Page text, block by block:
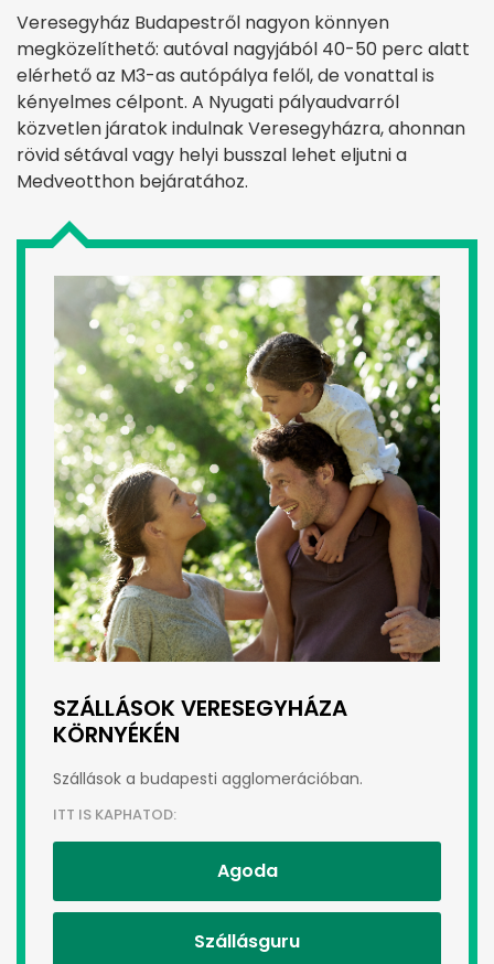
Veresegyház Budapestről nagyon könnyen
megközelíthető: autóval nagyjából 40-50 perc alatt
elérhető az M3-as autópálya felől, de vonattal is
kényelmes célpont. A Nyugati pályaudvarról
közvetlen járatok indulnak Veresegyházra, ahonnan
rövid sétával vagy helyi busszal lehet eljutni a
Medveotthon bejáratához.
SZÁLLÁSOK VERESEGYHÁZA
KÖRNYÉKÉN
Szállások a budapesti agglomerációban.
ITT IS KAPHATOD:
Agoda
Szállásguru